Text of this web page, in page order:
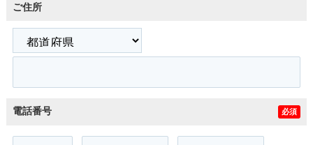
ご住所
電話番号 必須